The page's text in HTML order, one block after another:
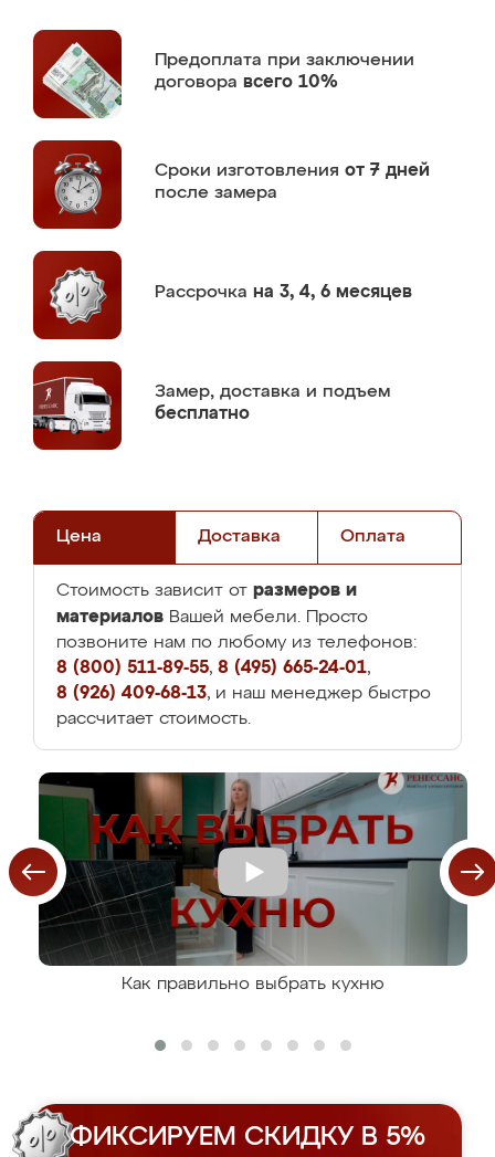
Предоплата при заключении
договора всего 10%
Сроки изготовления от 7 дней
после замера
Рассрочка на 3, 4, 6 месяцев
Замер, доставка и подъем
бесплатно
Цена Доставка Оплата
Стоимость зависит от размеров и
материалов Вашей мебели. Просто
позвоните нам по любому из телефонов:
8 (800) 511-89-55, 8 (495) 665-24-01,
8 (926) 409-68-13, и наш менеджер быстро
рассчитает стоимость.
Как правильно выбрать кухню
ФИКСИРУЕМ СКИДКУ В 5%